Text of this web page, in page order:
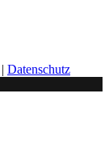
| Datenschutz